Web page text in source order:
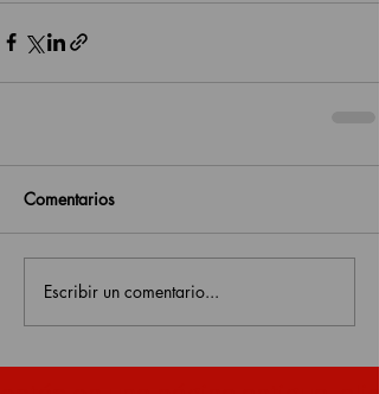
Comentarios
Escribir un comentario...